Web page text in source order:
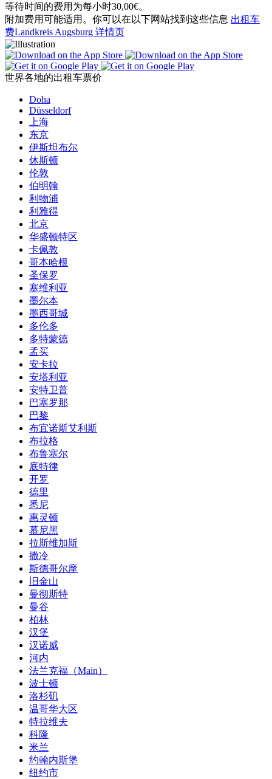
等待时间的费用为每小时30,00€。
附加费用可能适用。你可以在以下网站找到这些信息 出租车
费Landkreis Augsburg 详情页
世界各地的出租车票价
Doha
Düsseldorf
上海
东京
伊斯坦布尔
休斯顿
伦敦
伯明翰
利物浦
利雅得
北京
华盛顿特区
卡佩敦
哥本哈根
圣保罗
塞维利亚
墨尔本
墨西哥城
多伦多
多特蒙德
孟买
安卡拉
安塔利亚
安特卫普
巴塞罗那
巴黎
布宜诺斯艾利斯
布拉格
布鲁塞尔
底特律
开罗
德里
悉尼
惠灵顿
慕尼黑
拉斯维加斯
撒冷
斯德哥尔摩
旧金山
曼彻斯特
曼谷
柏林
汉堡
汉诺威
河内
法兰克福（Main）
波士顿
洛杉矶
温哥华大区
特拉维夫
科隆
米兰
约翰内斯堡
纽约市